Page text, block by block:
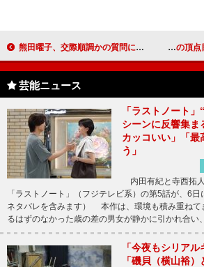
熊田曜子、交際順調かの質問に笑顔で「はい」 カウガール姿で、照英と映画のトークイベントに 南キャン・山ちゃん
芸能ニュース
「ラストノート
シーンに反響集ま
カッコいい」「最
う」
内田有紀と寺西拓
「ラストノート」（フジテレビ系）の第5話が、6日
ネタバレを含みます） 本作は、環境も積み重ねて
るはずのなかった歳の差の男女が静かに引かれ合い
「今夜もシリア
「磯貝（横山裕